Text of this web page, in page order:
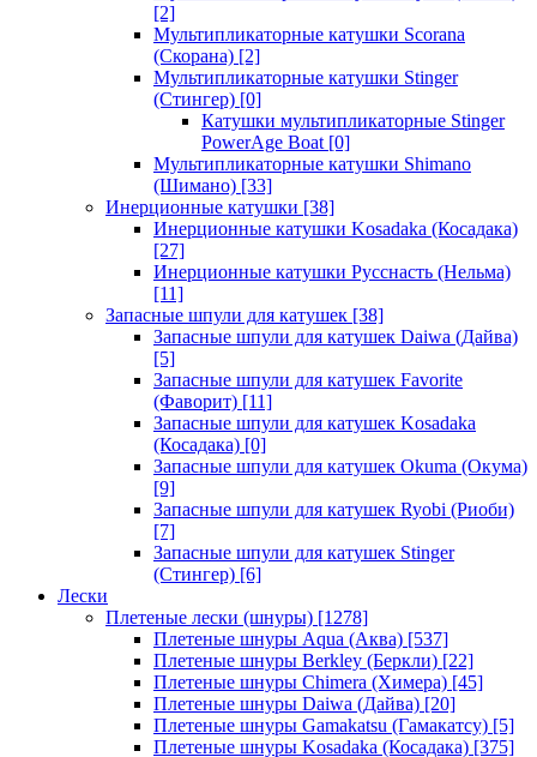
[2]
Мультипликаторные катушки Scorana
(Скорана) [2]
Мультипликаторные катушки Stinger
(Стингер) [0]
Катушки мультипликаторные Stinger
PowerAge Boat [0]
Мультипликаторные катушки Shimano
(Шимано) [33]
Инерционные катушки [38]
Инерционные катушки Kosadaka (Косадака)
[27]
Инерционные катушки Русснасть (Нельма)
[11]
Запасные шпули для катушек [38]
Запасные шпули для катушек Daiwa (Дайва)
[5]
Запасные шпули для катушек Favorite
(Фаворит) [11]
Запасные шпули для катушек Kosadaka
(Косадака) [0]
Запасные шпули для катушек Okuma (Окума)
[9]
Запасные шпули для катушек Ryobi (Риоби)
[7]
Запасные шпули для катушек Stinger
(Стингер) [6]
Лески
Плетеные лески (шнуры) [1278]
Плетеные шнуры Aqua (Аква) [537]
Плетеные шнуры Berkley (Беркли) [22]
Плетеные шнуры Chimera (Химера) [45]
Плетеные шнуры Daiwa (Дайва) [20]
Плетеные шнуры Gamakatsu (Гамакатсу) [5]
Плетеные шнуры Kosadaka (Косадака) [375]